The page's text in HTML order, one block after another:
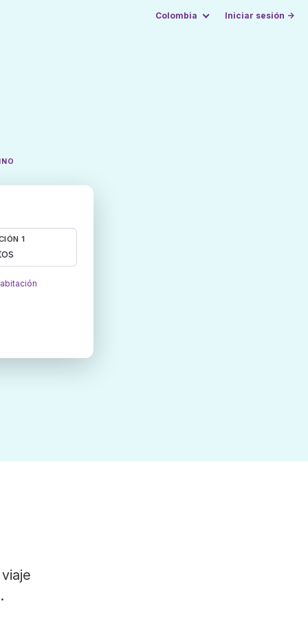
Colombia Iniciar sesión →
1